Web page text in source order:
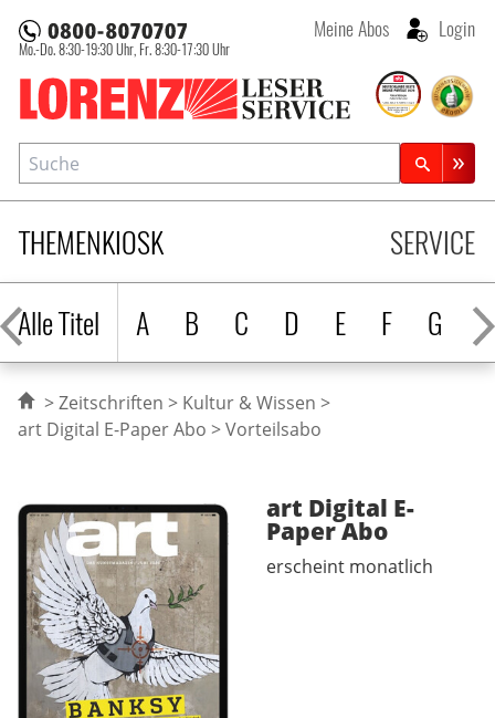
Lorenz Leserservice
Mo.-Do. 8:30-19:30 Uhr, Fr. 8:30-17:30 Uhr
Meine Abos Login
THEMENKIOSK
Alle Titel
A B C D E F G H
SERVICE
Suche
Zeitschriftensuche
Zeitschriften
Kultur & Wissen
art Digital E-Paper Abo
Vorteilsabo
art Digital E-
PaperAbo
erscheint monatlich